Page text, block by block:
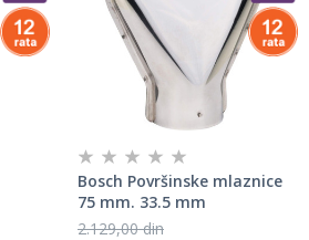
Bosch Površinske mlaznice
75 mm. 33.5 mm
1609390451
2.129,00 din